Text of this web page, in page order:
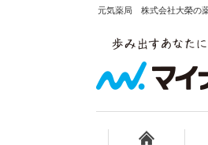
元気薬局 株式会社大榮の